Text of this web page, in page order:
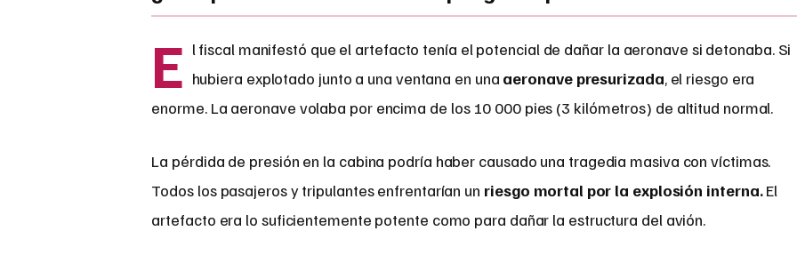
E l fiscal manifestó que el artefacto tenía el potencial de dañar la aeronave si detonaba. Si
hubiera explotado junto a una ventana en una aeronave presurizada, el riesgo era
enorme. La aeronave volaba por encima de los 10 000 pies (3 kilómetros) de altitud normal.
La pérdida de presión en la cabina podría haber causado una tragedia masiva con víctimas.
Todos los pasajeros y tripulantes enfrentarían un riesgo mortal por la explosión interna.El
artefacto era lo suficientemente potente como para dañar la estructura del avión.